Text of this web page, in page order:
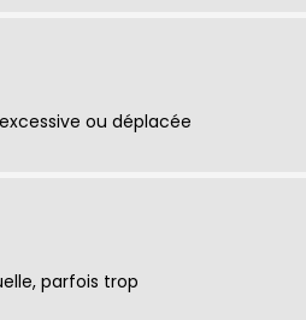
ou déplacée
parfois trop